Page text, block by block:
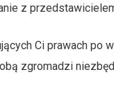
z
Ci prawach po
zgromadzi